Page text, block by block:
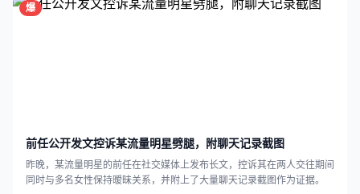
爆
前任公开发文控诉某流量明星劈腿，附聊天记录截图
昨晚，某流量明星的前任在社交媒体上发布长文，控诉其在两人交往期间
同时与多名女性保持暧昧关系，并附上了大量聊天记录截图作为证据。